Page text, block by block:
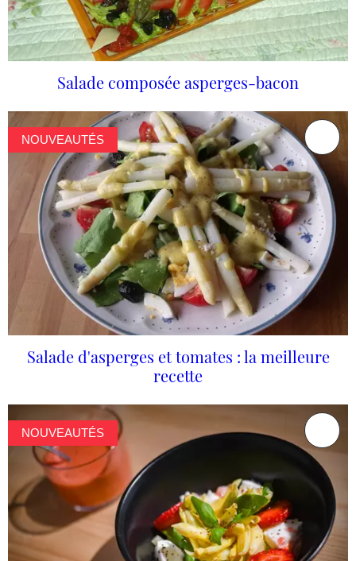
Salade composée asperges-bacon
NOUVEAUTÉS
Salade d'asperges et tomates : la meilleure
recette
NOUVEAUTÉS